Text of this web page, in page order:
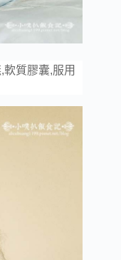
質膠囊,服用